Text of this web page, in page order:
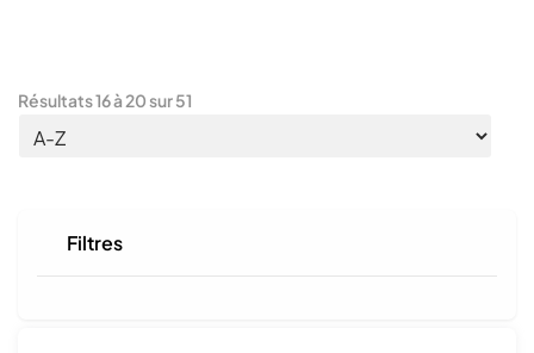
Résultats16à 20sur51
Filtres